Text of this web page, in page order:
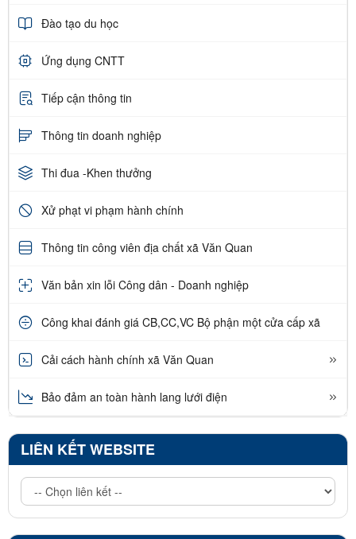
Đào tạo du học
Ứng dụng CNTT
Tiếp cận thông tin
Thông tin doanh nghiệp
Thi đua -Khen thưởng
Xử phạt vi phạm hành chính
Thông tin công viên địa chất xã Văn Quan
Văn bản xin lỗi Công dân - Doanh nghiệp
Công khai đánh giá CB,CC,VC Bộ phận một cửa cấp xã
Cải cách hành chính xã Văn Quan
Bảo đảm an toàn hành lang lưới điện
LIÊN KẾT WEBSITE